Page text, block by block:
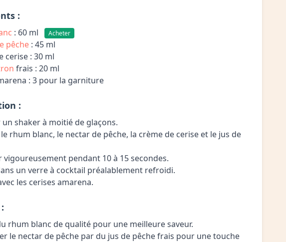
:
: 60 ml Acheter
pêche : 45 ml
cerise : 30 ml
frais : 20 ml
: 3 pour la garniture
:
un shaker à moitié de glaçons.
rhum blanc, le nectar de pêche, la crème de cerise et le jus de
vigoureusement pendant 10 à 15 secondes.
un verre à cocktail préalablement refroidi.
les cerises amarena.
rhum blanc de qualité pour une meilleure saveur.
le nectar de pêche par du jus de pêche frais pour une touche